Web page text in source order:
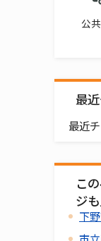
公
最
最近
こ
ジ
下